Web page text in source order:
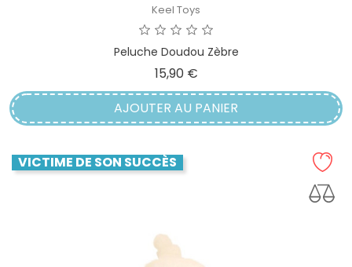
Keel Toys
Peluche Doudou Zèbre
15,90 €Prix
AJOUTER AU PANIER
VICTIME DE SON SUCCÈS